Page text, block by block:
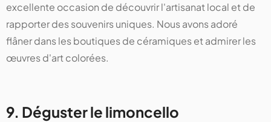
excellente occasion de découvrir l'artisanat local et de
rapporter des souvenirs uniques. Nous avons adoré
flâner dans les boutiques de céramiques et admirer les
œuvres d'art colorées.
9. Déguster le limoncello